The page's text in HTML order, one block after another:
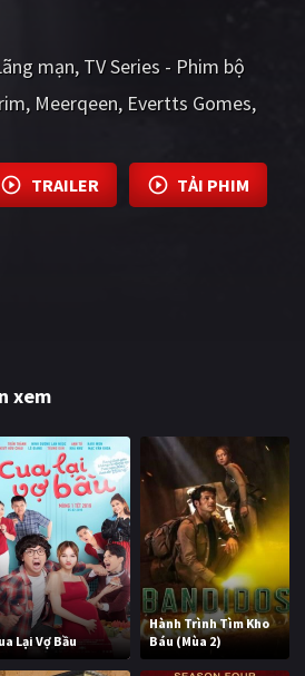
mạn TV Series - Phim bộ
Meerqeen Evertts Gomes
TRAILER TẢI PHIM
xem
Lại Vợ Bầu
Hành Trình Tìm Kho
Báu (Mùa 2)